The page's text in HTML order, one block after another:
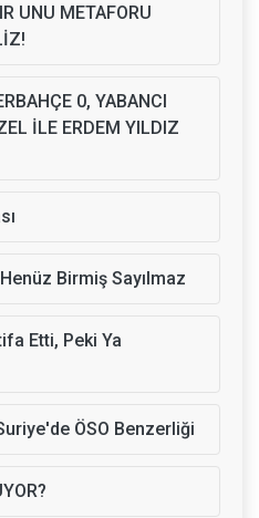
UNU METAFORU
0, YABANCI
İLE ERDEM YILDIZ
Birmiş Sayılmaz
Etti, Peki Ya
ÖSO Benzerliği